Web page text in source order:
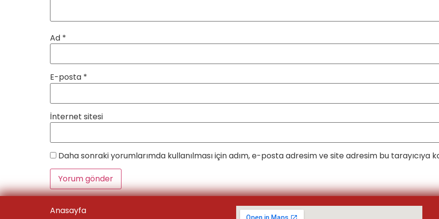
Ad *
E-posta *
İnternet sitesi
Daha sonraki yorumlarımda kullanılması için adım, e-posta adresim ve site adresim bu tarayıcıya
Anasayfa